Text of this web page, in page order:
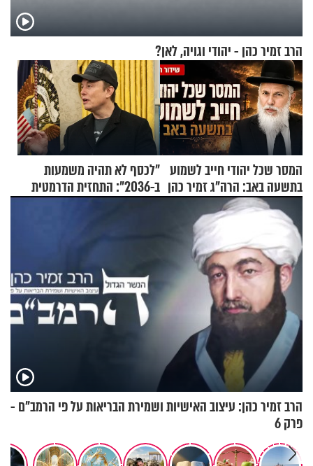
הרב זמיר כהן - יהודי וגויה, לאן?
המסר שכל יהודי חייב לשמוע
בתשעה באב: הרה"ג זמיר כהן
בשיעור מיוחד
"לכסף לא תהיה משמעות
ב-2036": התחזית הדרמטית
של אילון מאסק על עתיד
הרב זמיר כהן: עיצוב האישיות ושמירת הבריאות על פי הרמב"ם -
פרק 6